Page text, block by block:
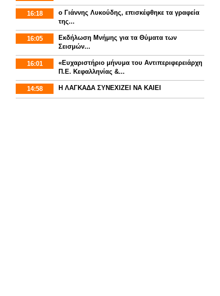
16:18
ο Γιάννης Λυκούδης, επισκέφθηκε τα γραφεία
της...
16:05
Εκδήλωση Μνήμης για τα Θύματα των
Σεισμών...
16:01
«Ευχαριστήριο μήνυμα του Αντιπεριφερειάρχη
Π.Ε. Κεφαλληνίας &...
14:58 Η ΛΑΓΚΑΔΑ ΣΥΝΕΧΙΖΕΙ ΝΑ ΚΑΙΕΙ